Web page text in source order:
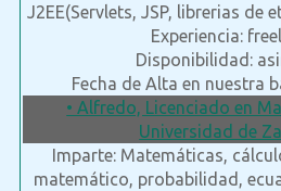
J2EE(Servlets, JSP, librerias de
Experiencia:
Disponibilidad:
Fecha de Alta en nuestra
• Alfredo, Licenciado en
Universidad de
Imparte: Matemáticas,
matemático, probabilidad,